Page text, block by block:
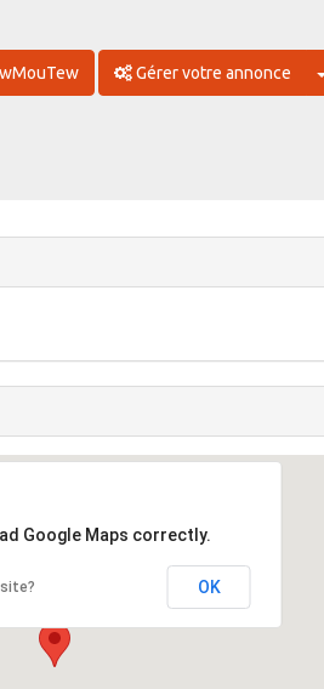
Gérer votre annonce
Google Maps correctly.
OK